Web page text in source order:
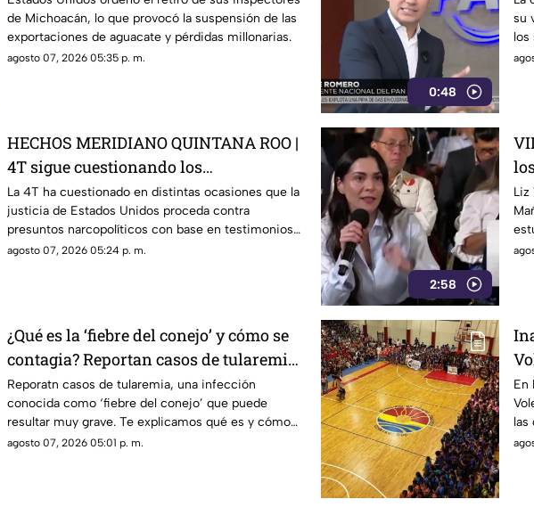
exportaciones de aguacate
de Michoacán, lo que provocó la suspensión de las
exportaciones de aguacate y pérdidas millonarias.
agosto 07, 2026 05:35 p. m.
0:48
su
los
de
HECHOS MERIDIANO QUINTANA ROO |
4T sigue cuestionando los
señalamientos de E.E.U.U contra
narc0polít1c0s como Rocha Moya
La 4T ha cuestionado en distintas ocasiones que la
justicia de Estados Unidos proceda contra
presuntos narcopolíticos con base en testimonios
de testigos protegidos, un mecanismo que
agosto 07, 2026 05:24 p. m.
2:58
Liz
¿Qué es la ‘fiebre del conejo’ y cómo se
contagia? Reportan casos de tularemia
y genera alerta en la población
Reporatn casos de tularemia, una infección
conocida como ‘fiebre del conejo’ que puede
resultar muy grave. Te explicamos qué es y cómo
se contagia.
agosto 07, 2026 05:01 p. m.
En
las